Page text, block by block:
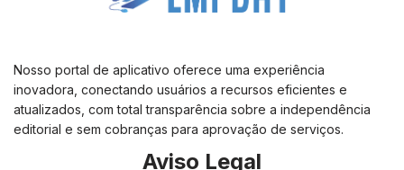
Nosso portal de aplicativo oferece uma experiência
inovadora, conectando usuários a recursos eficientes e
atualizados, com total transparência sobre a independência
editorial e sem cobranças para aprovação de serviços.
Aviso Legal